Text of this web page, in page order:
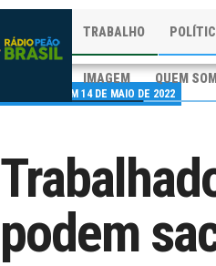
TRABALHO
IMAGEM QUEM
PUBLICADO EM 14 DE MAIO DE 2022
podem